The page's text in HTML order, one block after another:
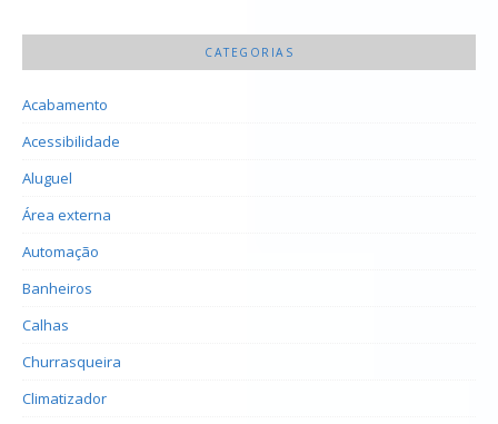
CATEGORIAS
Acabamento
Acessibilidade
Aluguel
Área externa
Automação
Banheiros
Calhas
Churrasqueira
Climatizador